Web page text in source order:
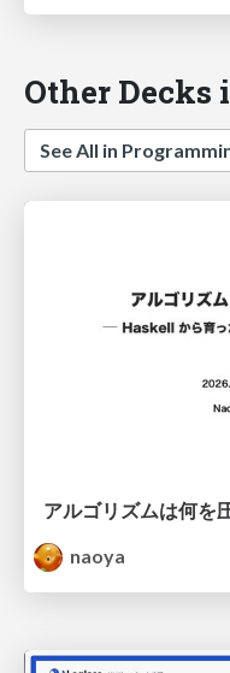
Other Decks
See All in
naoya